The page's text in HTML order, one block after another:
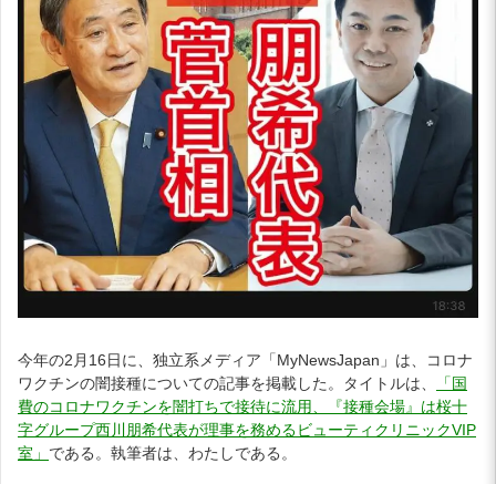
今年の2月16日に、独立系メディア「MyNewsJapan」は、コロナ
ワクチンの闇接種についての記事を掲載した。タイトルは、
「国
費のコロナワクチンを闇打ちで接待に流用、『接種会場』は桜十
字グループ西川朋希代表が理事を務めるビューティクリニックVIP
室」 である。執筆者は、わたしである。